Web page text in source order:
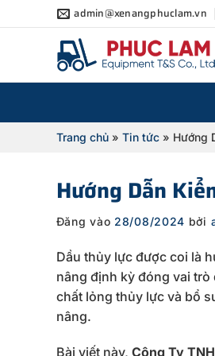
qua
admin@xenangphuclam.vn
Trang chủ» Tin tức» Hướng
Hướng Dẫn
Đăng vào 28/08/2024 bởi
Dầu thủy lực được coi là
nâng định kỳ đóng vai
chất lỏng thủy lực và bổ
nâng.
Bài viết này, Công Ty